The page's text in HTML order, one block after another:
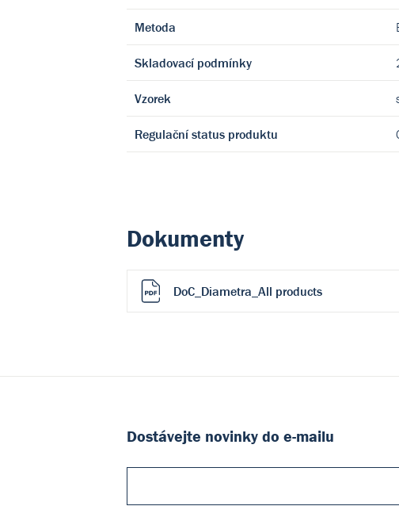
Metoda
Skladovací podmínky
Vzorek
Regulační status produktu
Dokumenty
DoC_Diametra_All products
Dostávejte novinky do e-mailu